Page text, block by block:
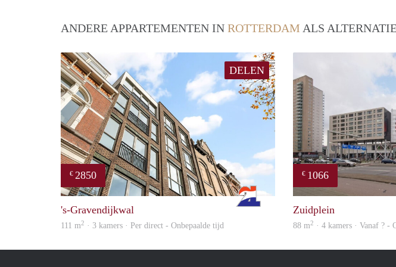
ANDERE APPARTEMENTEN IN ROTTERDAM ALS
DELEN
€ 2850
's-Gravendijkwal
111 m2 · 3 kamers · Per direct - Onbepaalde tijd
€ 1066
Zuidplein
88 m2 · 4 kamers · Vanaf ? -